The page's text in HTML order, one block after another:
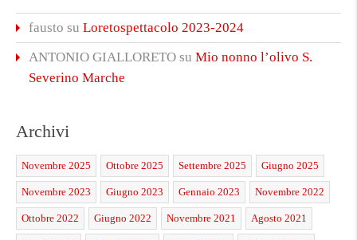
fausto su Loretospettacolo 2023-2024
ANTONIO GIALLORETO su Mio nonno l’olivo S.
Severino Marche
Archivi
Novembre 2025 Ottobre 2025 Settembre 2025 Giugno 2025
Novembre 2023 Giugno 2023 Gennaio 2023 Novembre 2022
Ottobre 2022 Giugno 2022 Novembre 2021 Agosto 2021